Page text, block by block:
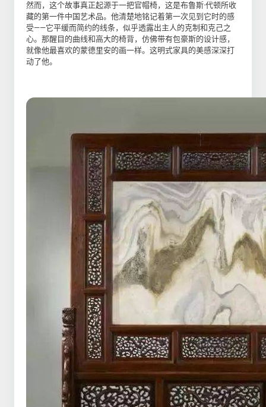
然而，这个故事真正起源于一把官帽椅，这是布鲁斯·代顿所收
藏的第一件中国艺术品。他清楚地铭记着第一次见到它时的感
受——它平缓而简约的线条，似乎透露出主人的克制和克己之
心。那醒目的曲线和高大的椅背，仿佛带有包豪斯的设计感，
就像他最喜欢的蒙德里安的画一样。这明式家具的美感深深打
动了他。